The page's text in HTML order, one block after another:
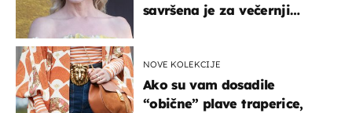
savršena je za večernji
NOVE KOLEKCIJE
Ako su vam dosadile
“obične” plave traperice,